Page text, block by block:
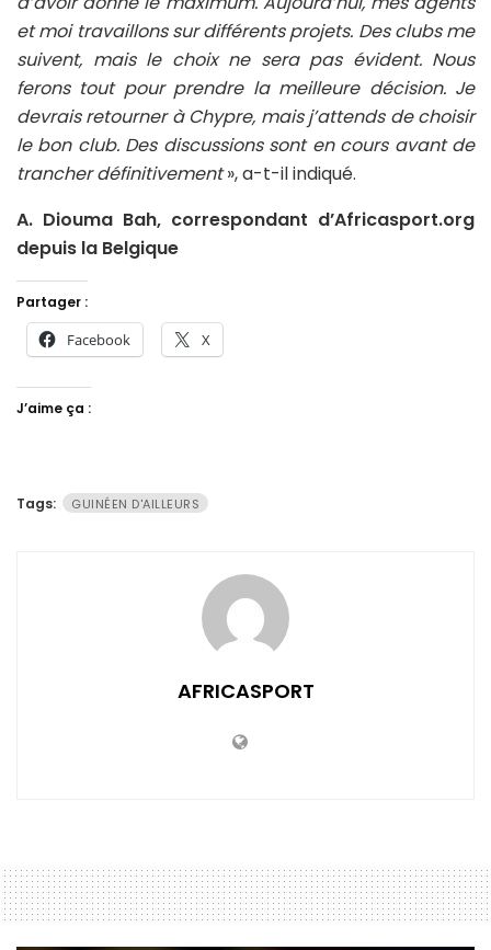
et moi travaillons sur différents projets. Des clubs me
suivent, mais le choix ne sera pas évident. Nous
ferons tout pour prendre la meilleure décision. Je
devrais retourner à Chypre, mais j’attends de choisir
le bon club. Des discussions sont en cours avant de
trancher définitivement», a-t-il indiqué.
A. Diouma Bah, correspondant d’Africasport.org
depuis la Belgique
Partager :
Facebook X
J’aime ça :
Tags: GUINÉEN D'AILLEURS
AFRICASPORT